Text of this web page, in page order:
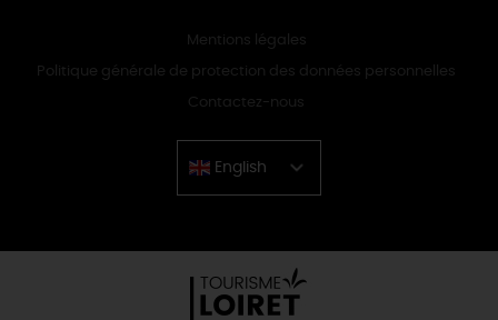
Mentions légales
Politique générale de protection des données personnelles
Contactez-nous
English
Chinese